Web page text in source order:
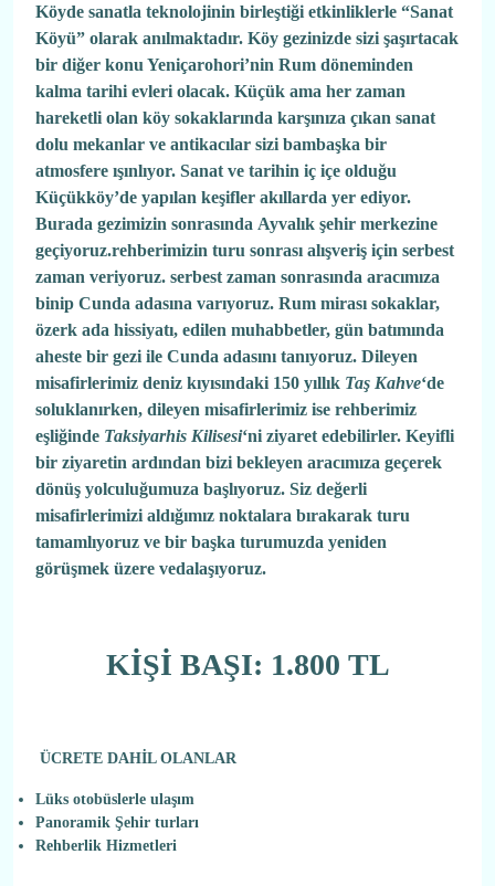
Köyde sanatla teknolojinin birleştiği etkinliklerle “Sanat
Köyü” olarak anılmaktadır. Köy gezinizde sizi şaşırtacak
bir diğer konu Yeniçarohori’nin Rum döneminden
kalma tarihi evleri olacak. Küçük ama her zaman
hareketli olan köy sokaklarında karşınıza çıkan sanat
dolu mekanlar ve antikacılar sizi bambaşka bir
atmosfere ışınlıyor. Sanat ve tarihin iç içe olduğu
Küçükköy’de yapılan keşifler akıllarda yer ediyor.
Burada gezimizin sonrasında Ayvalık şehir merkezine
geçiyoruz.rehberimizin turu sonrası alışveriş için serbest
zaman veriyoruz. serbest zaman sonrasında aracımıza
binip Cunda adasına varıyoruz. Rum mirası sokaklar,
özerk ada hissiyatı, edilen muhabbetler, gün batımında
aheste bir gezi ile Cunda adasını tanıyoruz. Dileyen
misafirlerimiz deniz kıyısındaki 150 yıllık Taş Kahve‘de
soluklanırken, dileyen misafirlerimiz ise rehberimiz
eşliğinde Taksiyarhis Kilisesi‘ni ziyaret edebilirler. Keyifli
bir ziyaretin ardından bizi bekleyen aracımıza geçerek
dönüş yolculuğumuza başlıyoruz. Siz değerli
misafirlerimizi aldığımız noktalara bırakarak turu
tamamlıyoruz ve bir başka turumuzda yeniden
görüşmek üzere vedalaşıyoruz.
KİŞİ BAŞI: 1.800 TL
ÜCRETE DAHİL OLANLAR
Lüks otobüslerle ulaşım
Panoramik Şehir turları
Rehberlik Hizmetleri